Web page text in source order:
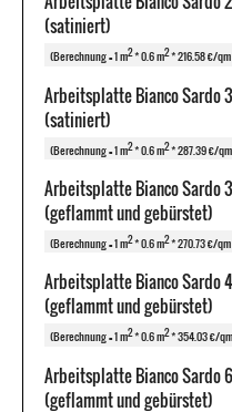
(satiniert)
(Berechnung = 1 m2* 0.6 m2* 216.58 €/
Arbeitsplatte Bianco Sardo
(satiniert)
(Berechnung = 1 m2* 0.6 m2* 287.39 €/
Arbeitsplatte Bianco Sardo
(geflammt und gebürstet)
(Berechnung = 1 m2* 0.6 m2* 270.73 €/
Arbeitsplatte Bianco Sardo
(geflammt und gebürstet)
(Berechnung = 1 m2* 0.6 m2* 354.03 €/
Arbeitsplatte Bianco Sardo
(geflammt und gebürstet)